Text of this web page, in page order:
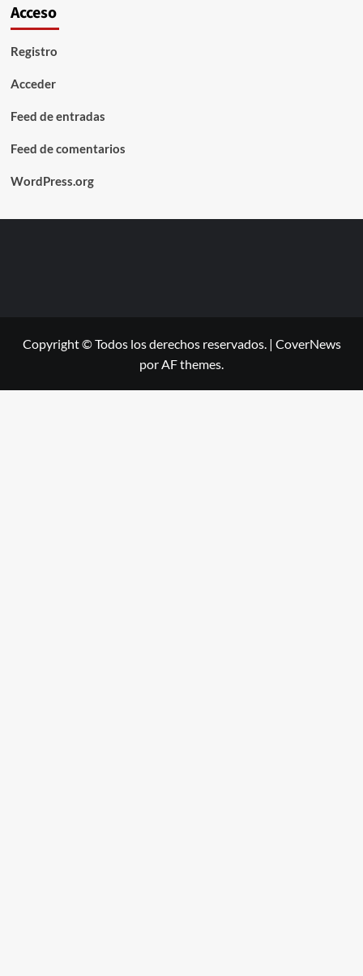
Acceso
Registro
Acceder
Feed de entradas
Feed de comentarios
WordPress.org
Copyright © Todos los derechos reservados. | CoverNews
por AF themes.